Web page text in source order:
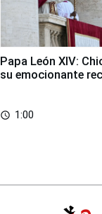
Papa León XIV:
su emocionante
access_time 1:00